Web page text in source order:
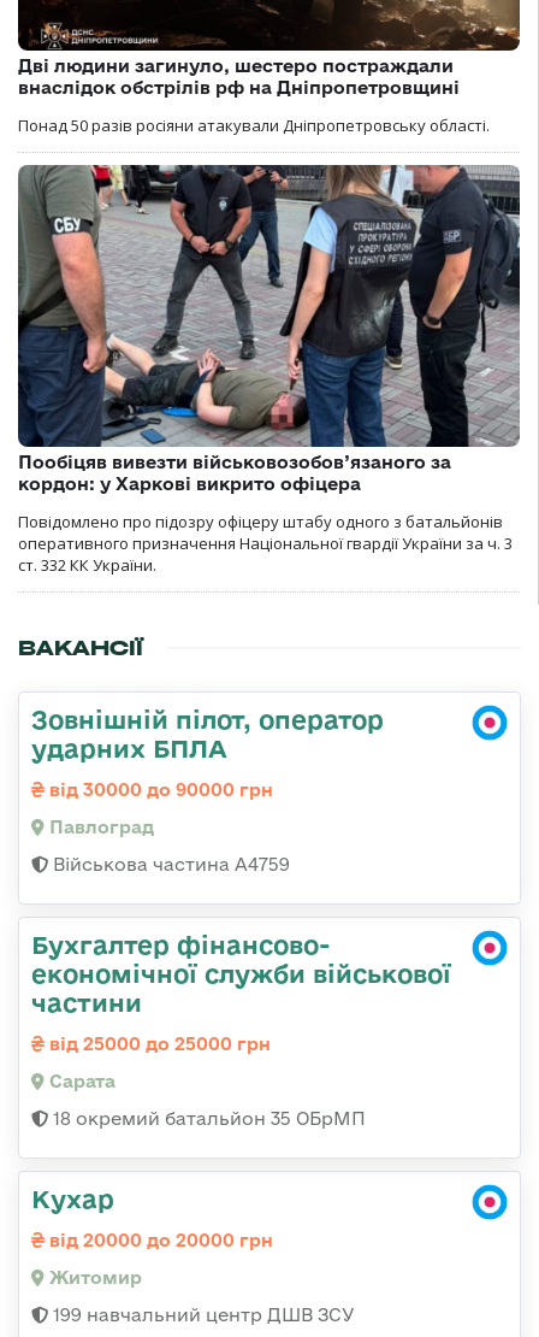
Дві людини загинуло, шестеро постраждали
внаслідок обстрілів рф на Дніпропетровщині
Понад 50 разів росіяни атакували Дніпропетровську області.
Пообіцяв вивезти військовозобов’язаного за
кордон: у Харкові викрито офіцера
Повідомлено про підозру офіцеру штабу одного з батальйонів
оперативного призначення Національної гвардії України за ч. 3
ст. 332 КК України.
ВАКАНСІЇ
Зовнішній пілот, оператор
ударних БПЛА
від 30000 до 90000 грн
Павлоград
Військова частина А4759
Бухгалтер фінансово-
економічної служби військової
частини
від 25000 до 25000 грн
Сарата
18 окремий батальйон 35 ОБрМП
Кухар
від 20000 до 20000 грн
Житомир
199 навчальний центр ДШВ ЗСУ